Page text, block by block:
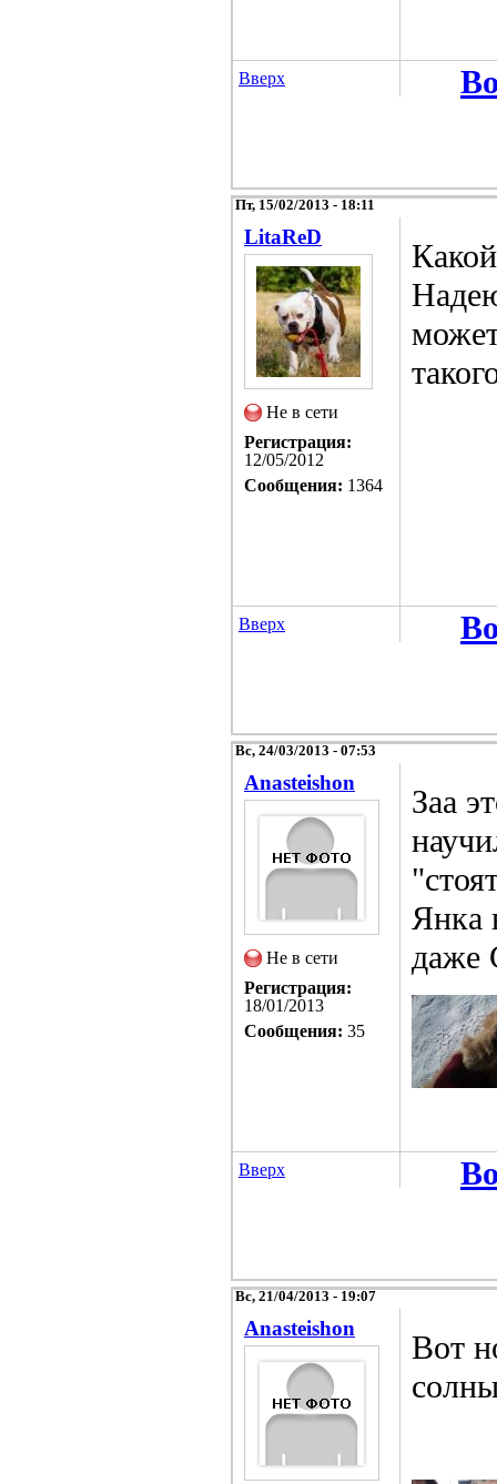
Вверх
Пт, 15/02/2013 - 18:11
LitaReD
Не в сети
Регистрация:
12/05/2012
Сообщения: 1364
Вверх
Вс, 24/03/2013 - 07:53
Anasteishon
Не в сети
Регистрация:
18/01/2013
Сообщения: 35
Заа
Янка
даже
Вверх
Вс, 21/04/2013 - 19:07
Anasteishon
Вот